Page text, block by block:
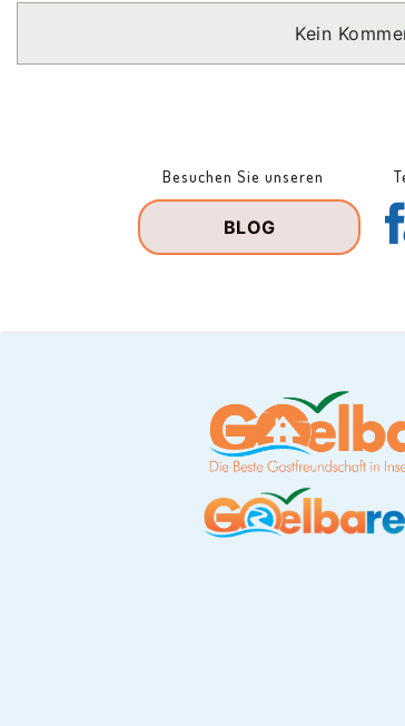
Kein
Besuchen Sie unseren
BLOG